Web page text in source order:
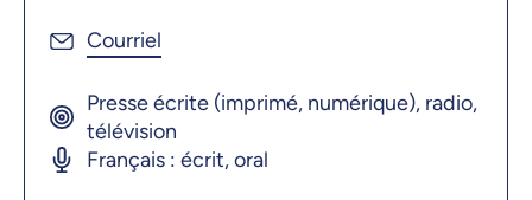
Presse écrite (imprimé, numérique), radio,
télévision
Français : écrit, oral